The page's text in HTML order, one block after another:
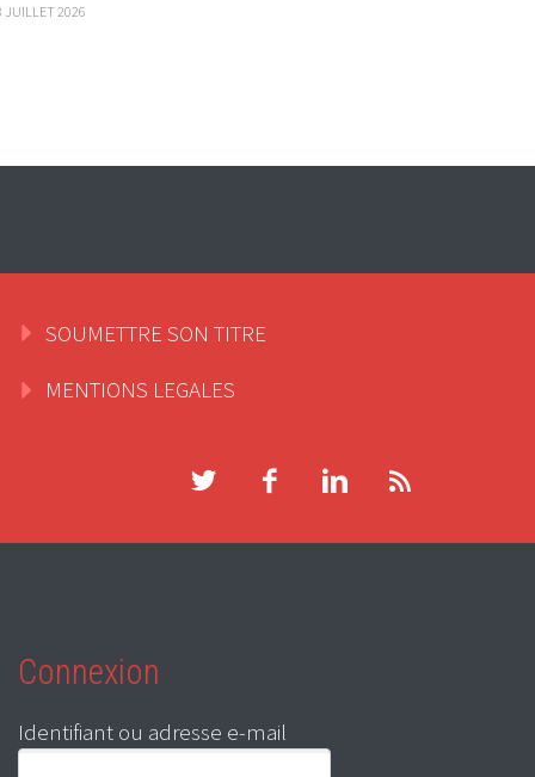
JUILLET 2026
SOUMETTRE SON TITRE
MENTIONS LEGALES
Connexion
Identifiant ou adresse e-mail